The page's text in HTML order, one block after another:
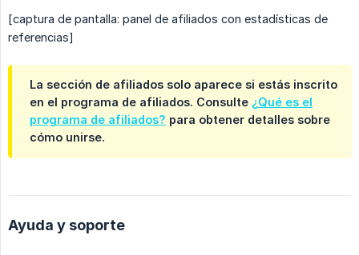
[captura de pantalla: panel de afiliados con estadísticas de
referencias]
La sección de afiliados solo aparece si estás inscrito
en el programa de afiliados. Consulte ¿Qué es el
programa de afiliados? para obtener detalles sobre
cómo unirse.
Ayuda y soporte